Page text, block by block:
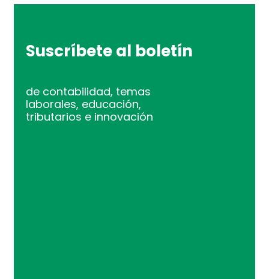
Suscríbete al boletín
de contabilidad, temas
laborales, educación,
tributarios e innovación